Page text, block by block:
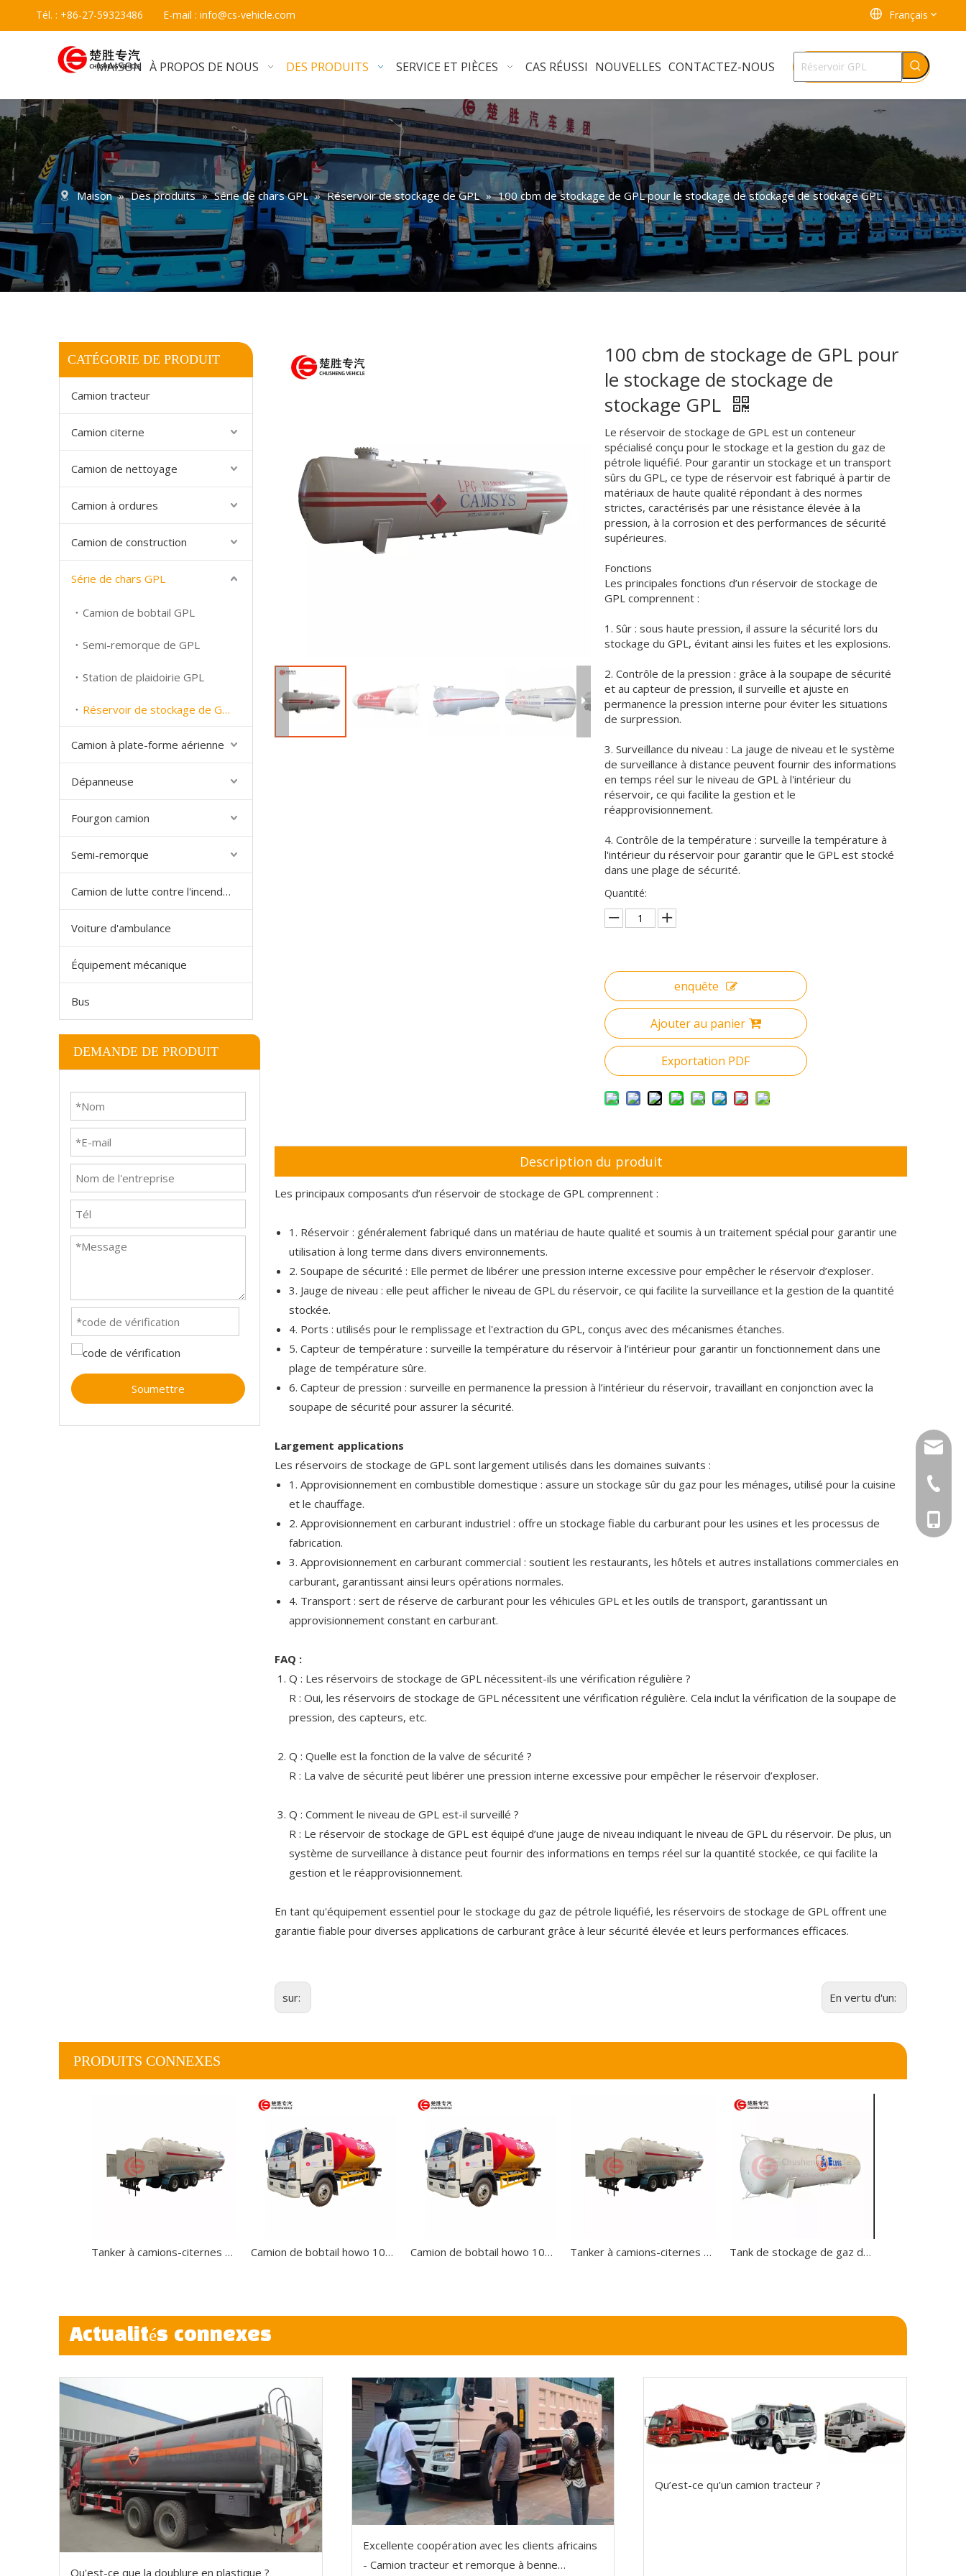
+86-
Tony :
Tél. : +86-27-59323486 E-mail : info@cs-vehicle.com Français
MAISON À PROPOS DE NOUS DES PRODUITS SERVICE ET PIÈCES CAS RÉUSSI NOUVELLES CONTACTEZ-NOUS
Maison » Des produits » Série de chars GPL » Réservoir de stockage de GPL » 100 cbm de stockage de GPL pour le stockage de stockage de stockage GPL
CATÉGORIE DE PRODUIT
Camion tracteur
Camion citerne
Camion de nettoyage
Camion à ordures
Camion de construction
Série de chars GPL
Camion de bobtail GPL
Semi-remorque de GPL
Station de plaidoirie GPL
Réservoir de stockage de GPL
Camion à plate-forme aérienne
Dépanneuse
Fourgon camion
Semi-remorque
Camion de lutte contre l'incendie
Voiture d'ambulance
Équipement mécanique
Bus
DEMANDE DE PRODUIT
Soumettre
100 cbm de stockage de GPL pour
le stockage de stockage de
stockage GPL
Le réservoir de stockage de GPL est un conteneur
spécialisé conçu pour le stockage et la gestion du gaz de
pétrole liquéfié. Pour garantir un stockage et un transport
sûrs du GPL, ce type de réservoir est fabriqué à partir de
matériaux de haute qualité répondant à des normes
strictes, caractérisés par une résistance élevée à la
pression, à la corrosion et des performances de sécurité
supérieures.
Fonctions
Les principales fonctions d’un réservoir de stockage de
GPL comprennent :
1. Sûr : sous haute pression, il assure la sécurité lors du
stockage du GPL, évitant ainsi les fuites et les explosions.
2. Contrôle de la pression : grâce à la soupape de sécurité
et au capteur de pression, il surveille et ajuste en
permanence la pression interne pour éviter les situations
de surpression.
3. Surveillance du niveau : La jauge de niveau et le système
de surveillance à distance peuvent fournir des informations
en temps réel sur le niveau de GPL à l'intérieur du
réservoir, ce qui facilite la gestion et le
réapprovisionnement.
4. Contrôle de la température : surveille la température à
l'intérieur du réservoir pour garantir que le GPL est stocké
dans une plage de sécurité.
Quantité:
enquête
Ajouter au panier
Exportation PDF
Description du produit
Les principaux composants d’un réservoir de stockage de GPL comprennent :
1. Réservoir : généralement fabriqué dans un matériau de haute qualité et soumis à un traitement spécial pour garantir une
utilisation à long terme dans divers environnements.
2. Soupape de sécurité : Elle permet de libérer une pression interne excessive pour empêcher le réservoir d’exploser.
3. Jauge de niveau : elle peut afficher le niveau de GPL du réservoir, ce qui facilite la surveillance et la gestion de la quantité
stockée.
4. Ports : utilisés pour le remplissage et l'extraction du GPL, conçus avec des mécanismes étanches.
5. Capteur de température : surveille la température du réservoir à l’intérieur pour garantir un fonctionnement dans une
plage de température sûre.
6. Capteur de pression : surveille en permanence la pression à l’intérieur du réservoir, travaillant en conjonction avec la
soupape de sécurité pour assurer la sécurité.
Largement applications
Les réservoirs de stockage de GPL sont largement utilisés dans les domaines suivants :
1. Approvisionnement en combustible domestique : assure un stockage sûr du gaz pour les ménages, utilisé pour la cuisine
et le chauffage.
2. Approvisionnement en carburant industriel : offre un stockage fiable du carburant pour les usines et les processus de
fabrication.
3. Approvisionnement en carburant commercial : soutient les restaurants, les hôtels et autres installations commerciales en
carburant, garantissant ainsi leurs opérations normales.
4. Transport : sert de réserve de carburant pour les véhicules GPL et les outils de transport, garantissant un
approvisionnement constant en carburant.
FAQ :
Q : Les réservoirs de stockage de GPL nécessitent-ils une vérification régulière ?
R : Oui, les réservoirs de stockage de GPL nécessitent une vérification régulière. Cela inclut la vérification de la soupape de
pression, des capteurs, etc.
Q : Quelle est la fonction de la valve de sécurité ?
R : La valve de sécurité peut libérer une pression interne excessive pour empêcher le réservoir d’exploser.
Q : Comment le niveau de GPL est-il surveillé ?
R : Le réservoir de stockage de GPL est équipé d’une jauge de niveau indiquant le niveau de GPL du réservoir. De plus, un
système de surveillance à distance peut fournir des informations en temps réel sur la quantité stockée, ce qui facilite la
gestion et le réapprovisionnement.
En tant qu'équipement essentiel pour le stockage du gaz de pétrole liquéfié, les réservoirs de stockage de GPL offrent une
garantie fiable pour diverses applications de carburant grâce à leur sécurité élevée et leurs performances efficaces.
sur: En vertu d'un:
PRODUITS CONNEXES
Tanker à camions-citernes de camions-citernes de camions-citernes de camions-citernes à 3 essieu 45000L Camion de bobtail howo 10m³ de haute qualité Camion de bobtail howo 10m³ de haute qualité Tanker à camions-citernes de camions-citernes de camions-citernes de camions-citernes à 3 essieu 45000L Tank de stockage de gaz de propane de 30 000 litres de 30 000 litres
Actualités connexes
Qu'est-ce que la doublure en plastique ?
Excellente coopération avec les clients africains
- Camion tracteur et remorque à benne
Qu’est-ce qu’un camion tracteur ?